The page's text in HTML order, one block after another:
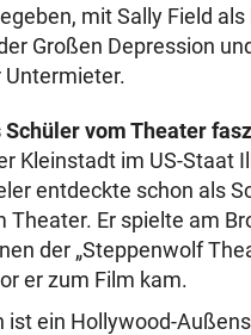
mit Sally Field
Großen Depression
Untermieter.
Schüler vom Theater
Kleinstadt im US-Staat
entdeckte schon als
Theater. Er spielte am
der „Steppenwolf
er zum Film kam.
ist ein Hollywood-